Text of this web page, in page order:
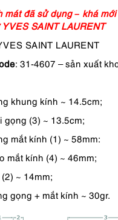
gốc
là:
hiện
tại
mát đã sử dụng – khá
SAINT LAURENT
SAINT LAURENT
: 31-4607 – sản xuất
khung kính ~ 14.5cm;
gọng (3) ~ 13.5cm;
mắt kính (1) ~ 58mm:
mắt kính (4) ~ 46mm;
~ 14mm;
gọng + mắt kính ~ 30gr.